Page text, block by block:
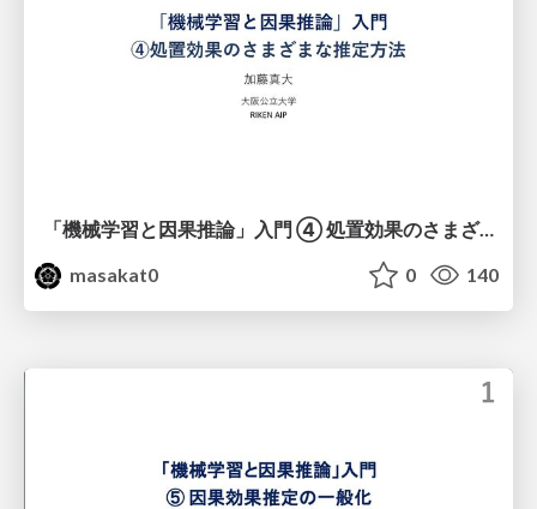
「機械学習と因果推論」入門 ④ 処置効果のさまざまな推定方法
masakat0
0 140